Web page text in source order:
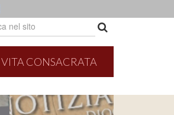
VITA CONSACRATA